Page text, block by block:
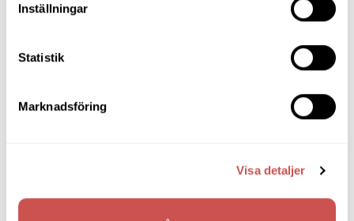
Inställningar
Statistik
Marknadsföring
Visa detaljer
Inredning
Matbord & Köksbord
Möbelvård